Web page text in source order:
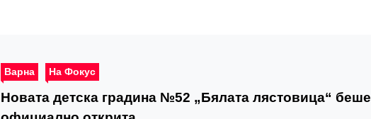
Варна На Фокус
Новата детска градина №52 „Бялата лястовица“ беше